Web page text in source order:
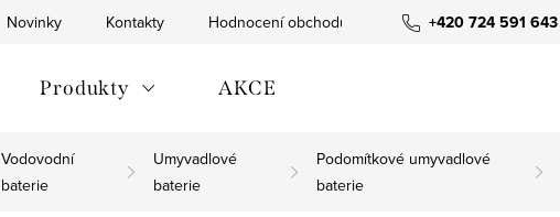
+420 724 591 643
Novinky Kontakty Hodnocení obchodu
Produkty AKCE
Vodovodní
baterie
Umyvadlové
baterie
Podomítkové umyvadlové
baterie